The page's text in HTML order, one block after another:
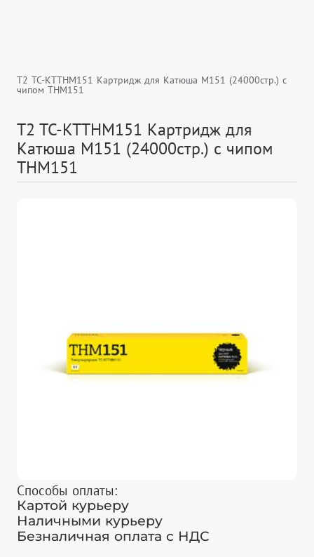
T2 TC-KTTHM151 Картридж для Катюша M151 (24000стр.) с
чипом THM151
T2 TC-KTTHM151 Картридж для
Катюша M151 (24000стр.) с чипом
THM151
Способы оплаты:
Картой курьеру
Наличными курьеру
Безналичная оплата с НДС